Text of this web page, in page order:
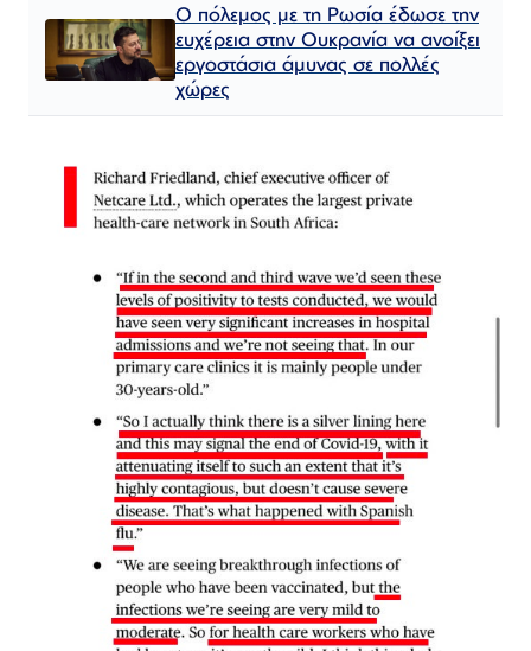
Ο πόλεμος με τη Ρωσία έδωσε την
ευχέρεια στην Ουκρανία να ανοίξει
εργοστάσια άμυνας σε πολλές
χώρες